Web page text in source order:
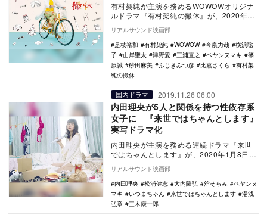
有村架純が主演を務めるWOWOWオリジナ
ルドラマ『有村架純の撮休』が、2020年3
月にWOWOWプライムにて放送されること
が決定…
リアルサウンド映画部
是枝裕和
有村架純 WOWOW 今泉力哉
横浜聡
子
山岸聖太 津野愛 三浦直之 ペヤンヌマキ
篠
原誠
砂田麻美 ふじきみつ彦 比嘉さくら
有村架
純の撮休
国内ドラマ 2019.11.26 06:00
内田理央が5人と関係を持つ性依存系
女子に 『来世ではちゃんとします』
実写ドラマ化
内田理央が主演を務める連続ドラマ『来世
ではちゃんとします』が、2020年1月8日よ
りテレビ東京で放送されることが決定し
た。 …
リアルサウンド映画部
内田理央
松浦健志 大内隆弘 舘そらみ
ペヤンヌ
マキ
いつまちゃん 来世ではちゃんとします
湯浅
弘章
三木康一郎